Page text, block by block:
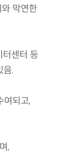
막연한
터센터 등
음.
여되고,
,